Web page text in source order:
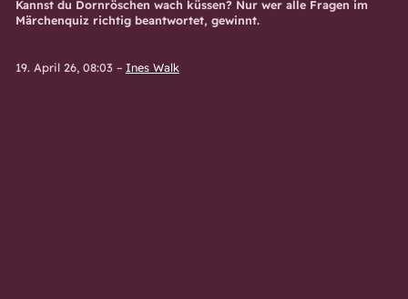
Kannst du Dornröschen wach küssen? Nur wer alle Fragen im
Märchenquiz richtig beantwortet, gewinnt.
19. April 26, 08:03– Ines Walk